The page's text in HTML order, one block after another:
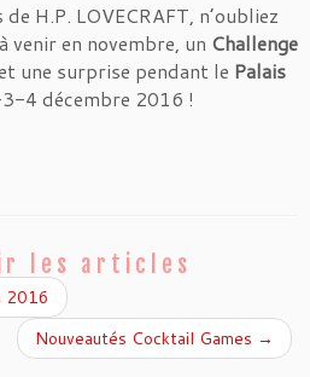
H.P. LOVECRAFT, n’oubliez
à venir en novembre, un Challenge
une surprise pendant le Palais
4 décembre 2016 !
les articles
2016
Nouveautés Cocktail Games →